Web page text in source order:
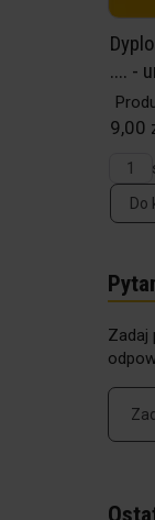
.... -
9,00
Do
Zadaj